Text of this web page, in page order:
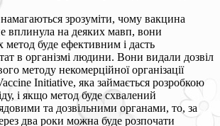
зрозуміти, чому вакцина
вплинула на деяких мавп, вони
метод буде ефективним і дасть
в організмі людини. Вони видали дозвіл
методу некомерційної організації
Initiative, яка займається розробкою
і якщо метод буде схвалений
та дозвільними органами, то, за
два роки можна буде розпочати